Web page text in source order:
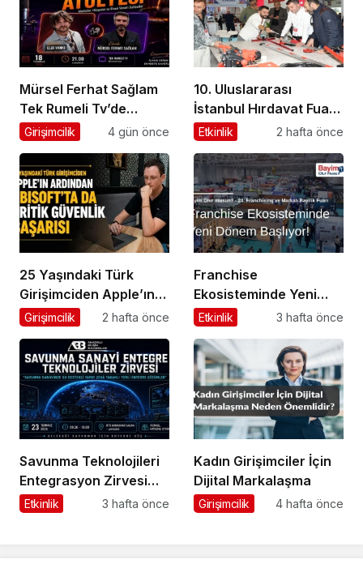
Mürsel Ferhat Sağlam
Tek Rumeli Tv’de
Marka Atölyesi
Oldu
Girişimcilik 4 gün önce
10. Uluslararası
İstanbul Hırdavat Fuarı,
Küresel Ticaretin Yeni
Hazırlanıyor
Etkinlik 2 hafta önce
25 Yaşındaki Türk
Girişimciden Apple’ın
Ardından Ubisoft
Girişimcilik 2 hafta önce
Franchise
Ekosisteminde Yeni
Dönem Başlıyor: Bayim
2026 İçin Geri Sayım!
Etkinlik 3 hafta önce
Savunma Teknolojileri
Entegrasyon Zirvesi
Ankara’da
Etkinlik 3 hafta önce
Kadın Girişimciler İçin
Dijital Markalaşma
Girişimcilik 4 hafta önce